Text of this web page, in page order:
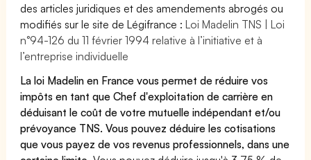
des articles juridiques et des amendements abrogés ou
modifiés sur le site de Légifrance :Loi Madelin TNS | Loi
n°94-126 du 11 février 1994 relative à l’initiative et à
l’entreprise individuelle
La loi Madelin en France vous permet de réduire vos
impôts en tant que Chef d'exploitation de carrière en
déduisant le coût de votre mutuelle indépendant et/ou
prévoyance TNS. Vous pouvez déduire les cotisations
que vous payez de vos revenus professionnels, dans une